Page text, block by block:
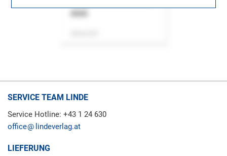
SERVICE TEAM LINDE
Service Hotline: +43 1 24 630
office
lindeverlag.at
LIEFERUNG